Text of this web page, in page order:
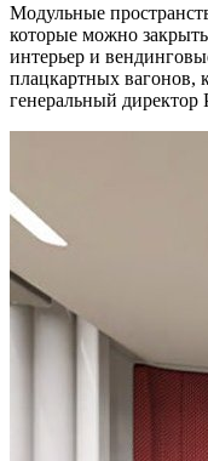
Модульные
которые можно
интерьер и
плацкартных вагонов,
генеральный